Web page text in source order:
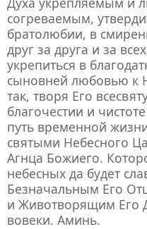
согреваемым,
братолюбии, в
друг за друга и за
укрепиться в
сыновней любовью к
так, творя Его
благочестии и
путь временной
святыми Небесного
Агнца Божиего.
небесных да будет
Безначальным Его
и Животворящим Его
вовеки. Аминь.